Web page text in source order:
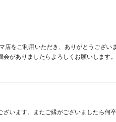
をご利用いただき、ありがとうございま
がありましたらよろしくお願いします。
います。またご縁がございましたら何